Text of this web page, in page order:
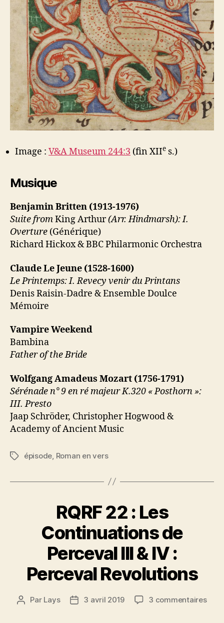
Image : V&A Museum 244:3 (fin XIIe s.)
Musique
Benjamin Britten (1913-1976)
Suite fromKing Arthur(Arr. Hindmarsh): I.
Overture (Générique)
Richard Hickox & BBC Philarmonic Orchestra
Claude Le Jeune (1528-1600)
Le Printemps: I. Revecy venir du Printans
Denis Raisin-Dadre & Ensemble Doulce
Mémoire
Vampire Weekend
Bambina
Father of the Bride
Wolfgang Amadeus Mozart (1756-1791)
Sérénade n° 9 en ré majeur K.320 « Posthorn »:
III. Presto
Jaap Schröder, Christopher Hogwood &
Academy of Ancient Music
Étiquettes
épisode Roman en vers
RQRF 22 : Les
Continuations de
Perceval III & IV :
Perceval Revolutions
Auteur
Par Lays
Date3 avril 2019 3 commentairessur